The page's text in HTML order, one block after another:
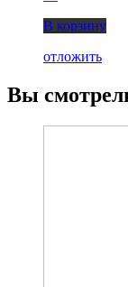
В корзину
отложить
Вы